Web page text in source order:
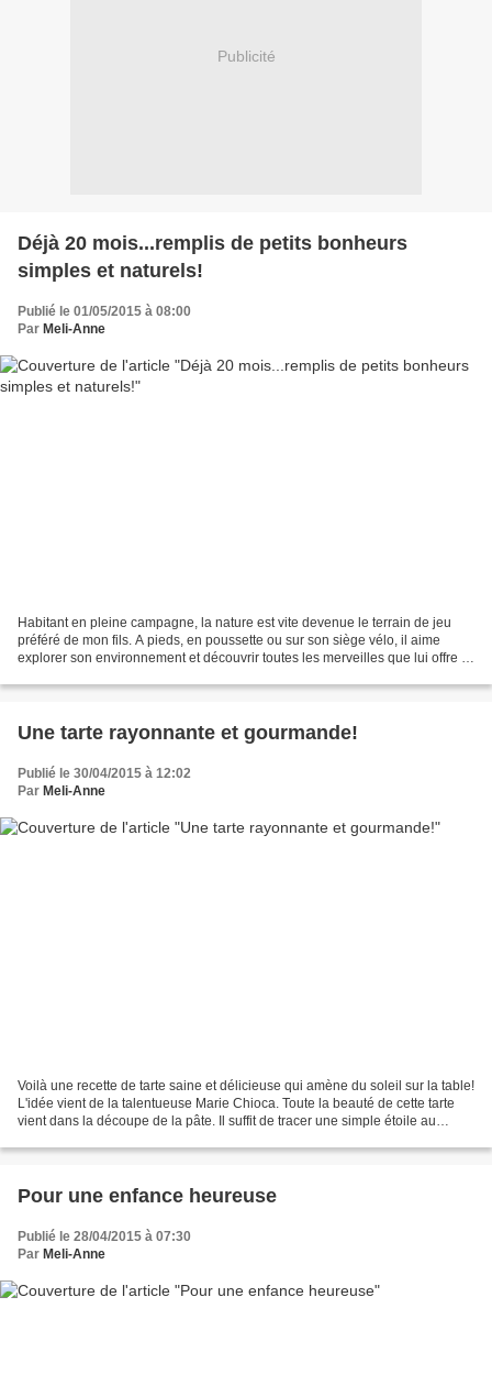
Publicité
Déjà 20 mois...remplis de petits bonheurs
simples et naturels!
Publié le 01/05/2015 à 08:00
Par Meli-Anne
Habitant en pleine campagne, la nature est vite devenue le terrain de jeu
préféré de mon fils. A pieds, en poussette ou sur son siège vélo, il aime
explorer son environnement et découvrir toutes les merveilles que lui offre la
Une tarte rayonnante et gourmande!
Publié le 30/04/2015 à 12:02
Par Meli-Anne
Voilà une recette de tarte saine et délicieuse qui amène du soleil sur la table!
L'idée vient de la talentueuse Marie Chioca. Toute la beauté de cette tarte
vient dans la découpe de la pâte. Il suffit de tracer une simple étoile au
Pour une enfance heureuse
Publié le 28/04/2015 à 07:30
Par Meli-Anne